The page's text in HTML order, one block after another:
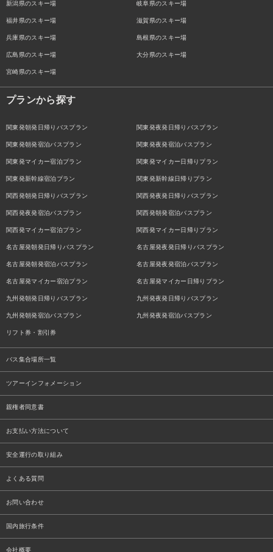
新潟県のスキー場 岐阜県のスキー場
福井県のスキー場 滋賀県のスキー場
兵庫県のスキー場 島根県のスキー場
広島県のスキー場 大分県のスキー場
宮崎県のスキー場
プランから探す
関東発朝発日帰りバスプラン 関東発夜発日帰りバスプラン
関東発朝発宿泊バスプラン 関東発夜発宿泊バスプラン
関東発マイカー宿泊プラン 関東発マイカー日帰りプラン
関東発新幹線宿泊プラン 関東発新幹線日帰りプラン
関西発朝発日帰りバスプラン 関西発夜発日帰りバスプラン
関西発夜発宿泊バスプラン 関西発朝発宿泊バスプラン
関西発マイカー宿泊プラン 関西発マイカー日帰りプラン
名古屋発朝発日帰りバスプラン 名古屋発夜発日帰りバスプラン
名古屋発朝発宿泊バスプラン 名古屋発夜発宿泊バスプラン
名古屋発マイカー宿泊プラン 名古屋発マイカー日帰りプラン
九州発朝発日帰りバスプラン 九州発夜発日帰りバスプラン
九州発朝発宿泊バスプラン 九州発夜発宿泊バスプラン
リフト券・割引券
バス集合場所一覧
ツアーインフォメーション
親権者同意書
お支払い方法について
安全運行の取り組み
よくある質問
お問い合わせ
国内旅行条件
会社概要